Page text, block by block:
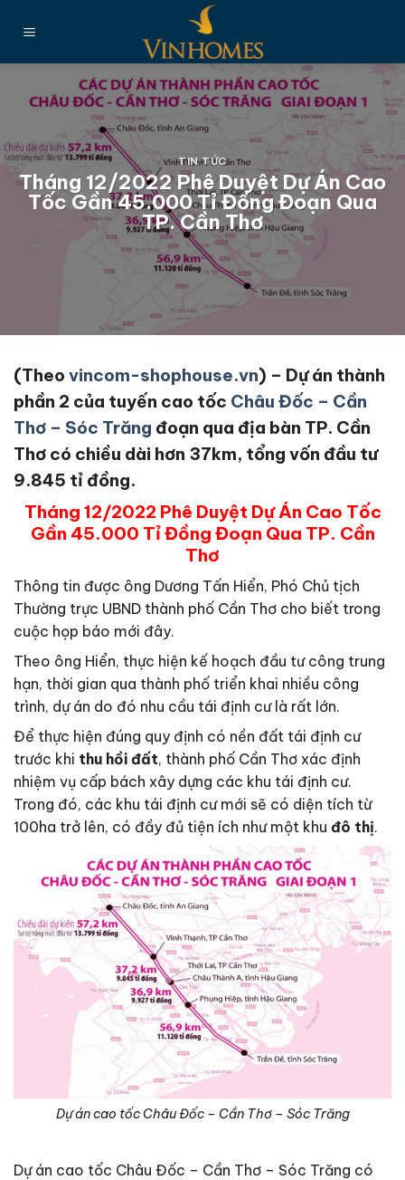
đến
TIN TỨC
Tháng 12/2022 Phê Duyệt Dự Án Cao
Tốc Gần 45.000 Tỉ Đồng Đoạn Qua
TP. Cần Thơ
(Theo vincom-shophouse.vn) – Dự án thành
phần 2 của tuyến cao tốc Châu Đốc – Cần
Thơ – Sóc Trăng đoạn qua địa bàn TP. Cần
Thơ có chiều dài hơn 37km, tổng vốn đầu tư
9.845 tỉ đồng.
Tháng 12/2022 Phê Duyệt Dự Án Cao Tốc
Gần 45.000 Tỉ Đồng Đoạn Qua TP. Cần
Thơ
Thông tin được ông Dương Tấn Hiển, Phó Chủ tịch
Thường trực UBND thành phố Cần Thơ cho biết trong
cuộc họp báo mới đây.
Theo ông Hiển, thực hiện kế hoạch đầu tư công trung
hạn, thời gian qua thành phố triển khai nhiều công
trình, dự án do đó nhu cầu tái định cư là rất lớn.
Để thực hiện đúng quy định có nền đất tái định cư
trước khi thu hồi đất, thành phố Cần Thơ xác định
nhiệm vụ cấp bách xây dựng các khu tái định cư.
Trong đó, các khu tái định cư mới sẽ có diện tích từ
100ha trở lên, có đầy đủ tiện ích như một khu đô thị.
Dự án cao tốc Châu Đốc – Cần Thơ – Sóc Trăng
Dự án cao tốc Châu Đốc – Cần Thơ – Sóc Trăng có